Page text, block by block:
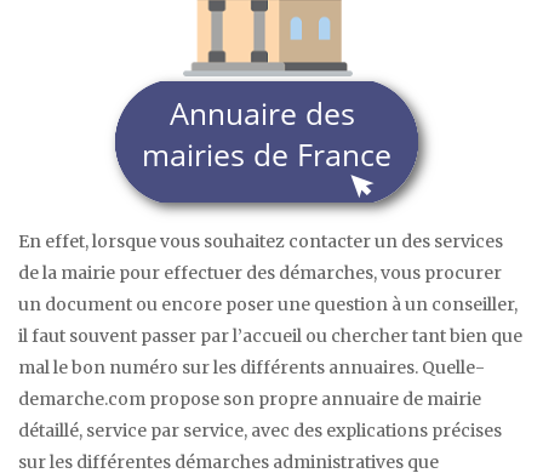
En effet, lorsque vous souhaitez contacter un des services
de la mairie pour effectuer des démarches, vous procurer
un document ou encore poser une question à un conseiller,
il faut souvent passer par l’accueil ou chercher tant bien que
mal le bon numéro sur les différents annuaires. Quelle-
demarche.com propose son propre annuaire de mairie
détaillé, service par service, avec des explications précises
sur les différentes démarches administratives que